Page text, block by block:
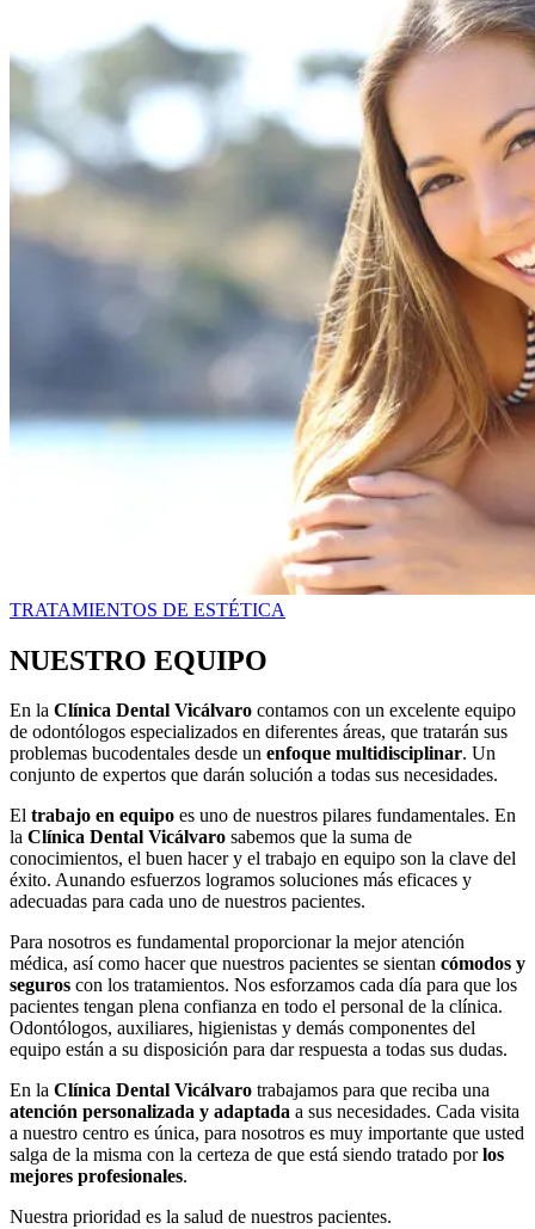
TRATAMIENTOS DE ESTÉTICA
NUESTRO EQUIPO
En la Clínica Dental Vicálvaro contamos con un excelente equipo
de odontólogos especializados en diferentes áreas, que tratarán sus
problemas bucodentales desde un enfoque multidisciplinar. Un
conjunto de expertos que darán solución a todas sus necesidades.
El trabajo en equipo es uno de nuestros pilares fundamentales. En
la Clínica Dental Vicálvaro sabemos que la suma de
conocimientos, el buen hacer y el trabajo en equipo son la clave del
éxito. Aunando esfuerzos logramos soluciones más eficaces y
adecuadas para cada uno de nuestros pacientes.
Para nosotros es fundamental proporcionar la mejor atención
médica, así como hacer que nuestros pacientes se sientan cómodos y
seguros con los tratamientos. Nos esforzamos cada día para que los
pacientes tengan plena confianza en todo el personal de la clínica.
Odontólogos, auxiliares, higienistas y demás componentes del
equipo están a su disposición para dar respuesta a todas sus dudas.
En la Clínica Dental Vicálvaro trabajamos para que reciba una
atención personalizada y adaptada a sus necesidades. Cada visita
a nuestro centro es única, para nosotros es muy importante que usted
salga de la misma con la certeza de que está siendo tratado porlos
mejores profesionales.
Nuestra prioridad es la salud de nuestros pacientes.